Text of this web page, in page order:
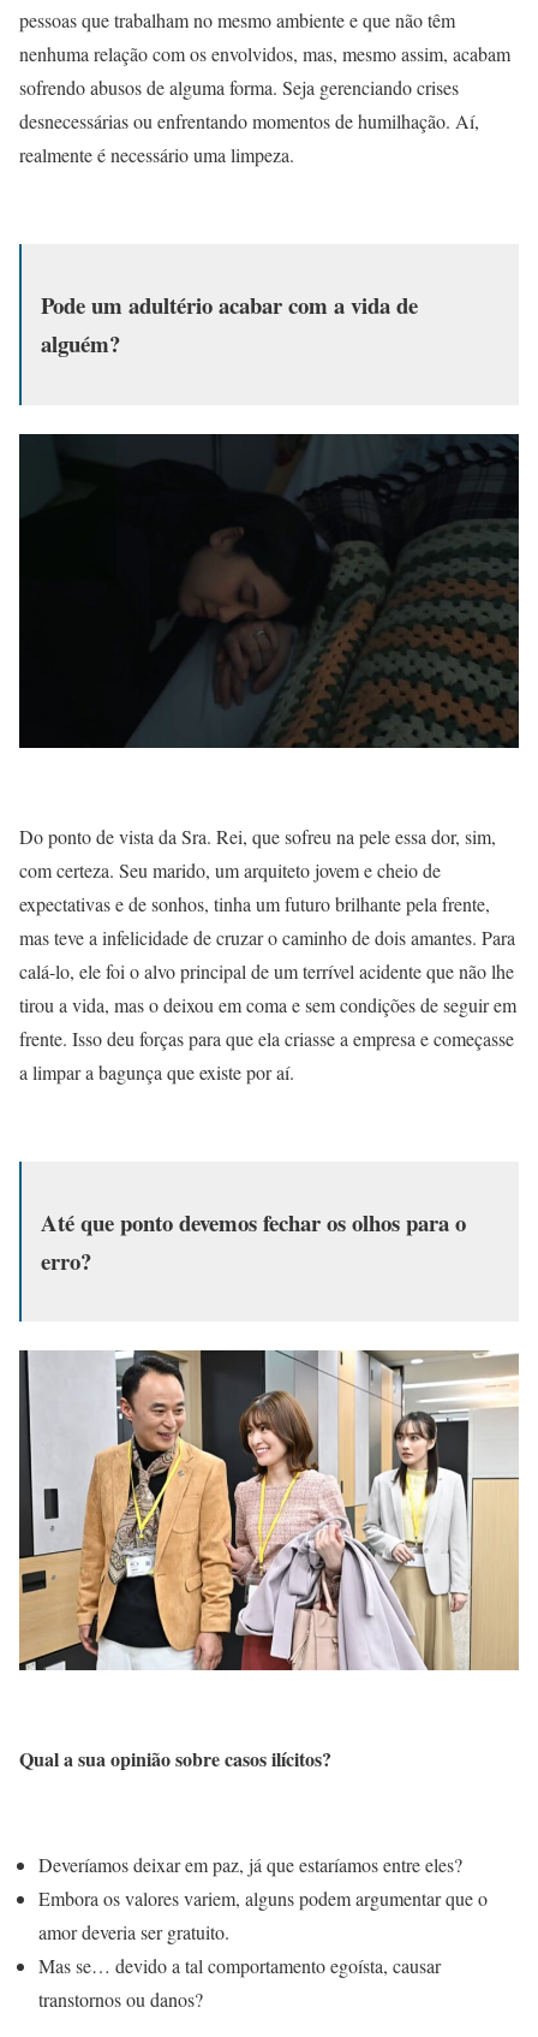
pessoas que trabalham no mesmo ambiente e que não têm
nenhuma relação com os envolvidos, mas, mesmo assim, acabam
sofrendo abusos de alguma forma. Seja gerenciando crises
desnecessárias ou enfrentando momentos de humilhação. Aí,
realmente é necessário uma limpeza.
Pode um adultério acabar com a vida de
alguém?
Do ponto de vista da Sra. Rei, que sofreu na pele essa dor, sim,
com certeza. Seu marido, um arquiteto jovem e cheio de
expectativas e de sonhos, tinha um futuro brilhante pela frente,
mas teve a infelicidade de cruzar o caminho de dois amantes. Para
calá-lo, ele foi o alvo principal de um terrível acidente que não lhe
tirou a vida, mas o deixou em coma e sem condições de seguir em
frente. Isso deu forças para que ela criasse a empresa e começasse
a limpar a bagunça que existe por aí.
Até que ponto devemos fechar os olhos para o
erro?
Qual a sua opinião sobre casos ilícitos?
Deveríamos deixar em paz, já que estaríamos entre eles?
Embora os valores variem, alguns podem argumentar que o
amor deveria ser gratuito.
Mas se… devido a tal comportamento egoísta, causar
transtornos ou danos?